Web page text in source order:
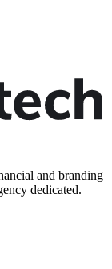
and branding
dedicated.